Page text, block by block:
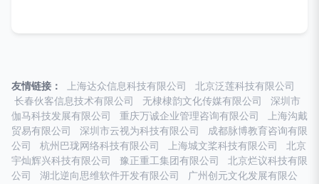
友情链接： 上海达众信息科技有限公司
北京泛莲科技有限公司
长春伙客信息技术有限公司
无棣棣韵文化传媒有限公司
深圳市
伽马科技发展有限公司
重庆万诚企业管理咨询有限公司
上海沟戴
贸易有限公司
深圳市云视为科技有限公司
成都脉博教育咨询有限
公司
杭州巴珑网络科技有限公司 上海城文桨科技有限公司
北京
宇灿辉兴科技有限公司
豫正重工集团有限公司
北京烂议科技有限
公司
湖北逆向思维软件开发有限公司
广州创元文化发展有限公